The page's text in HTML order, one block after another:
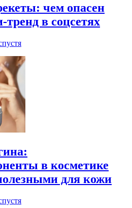
чем опасен
в соцсетях
в косметике
для кожи